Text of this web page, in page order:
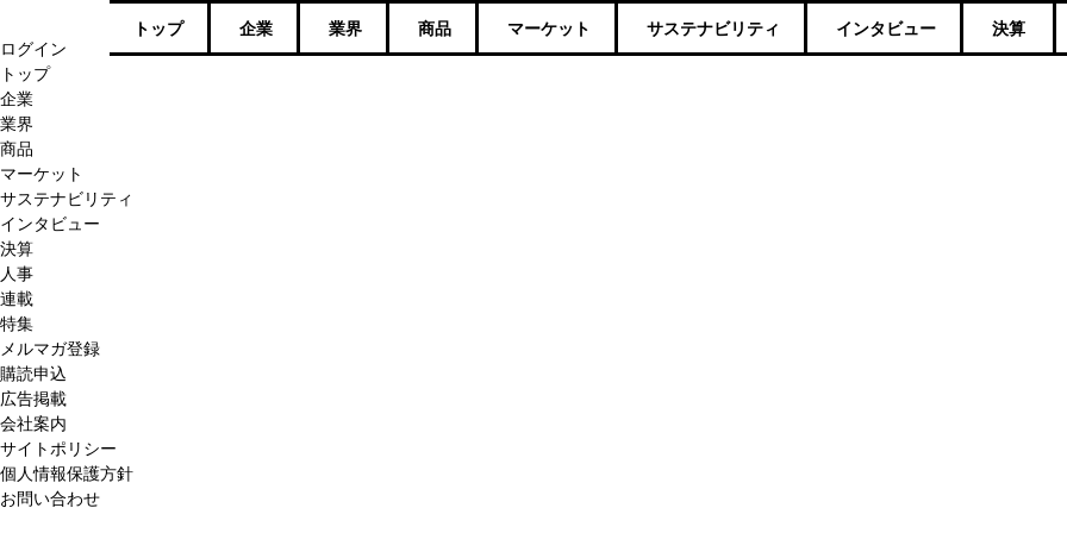
ログイン
トップ
企業
業界
商品
マーケット
サステナビリティ
インタビュー
決算
人事
連載
特集
メルマガ登録
購読申込
広告掲載
会社案内
サイトポリシー
個人情報保護方針
お問い合わせ
トップ 企業 業界 商品 マーケット サステナビリティ インタビュー 決算